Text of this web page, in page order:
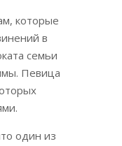
которые
в
семьи
Певица
один из